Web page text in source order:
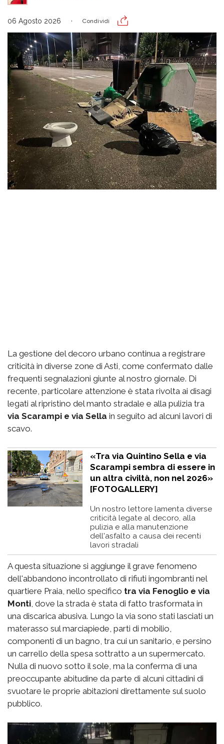
06 Agosto 2026 Condividi
La gestione del decoro urbano continua a registrare
criticità in diverse zone di Asti, come confermato dalle
frequenti segnalazioni giunte al nostro giornale. Di
recente, particolare attenzione è stata rivolta ai disagi
legati al ripristino del manto stradale e alla pulizia tra
via Scarampi e via Sella in seguito ad alcuni lavori di
scavo.
«Tra via Quintino Sella e via
Scarampi sembra di essere in
un altra civiltà, non nel 2026»
[FOTOGALLERY]
Un nostro lettore lamenta diverse
criticità legate al decoro, alla
pulizia e alla manutenzione
dell'asfalto a causa dei recenti
lavori stradali
A questa situazione si aggiunge il grave fenomeno
dell'abbandono incontrollato di rifiuti ingombranti nel
quartiere Praia, nello specifico tra via Fenoglio e via
Monti , dove la strada è stata di fatto trasformata in
una discarica abusiva. Lungo la via sono stati lasciati un
materasso sul marciapiede, parti di mobilio,
componenti di un bagno, tra cui un sanitario, e persino
un carrello della spesa sottratto a un supermercato.
Nulla di nuovo sotto il sole, ma la conferma di una
preoccupante abitudine da parte di alcuni cittadini di
svuotare le proprie abitazioni direttamente sul suolo
pubblico.